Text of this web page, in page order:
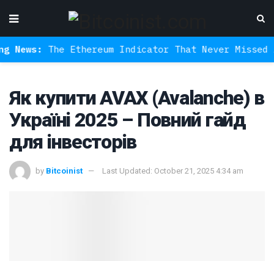
Ethereum Indicator That Never Missed A
Як купити AVAX (Avalanche) в
Україні 2025 – Повний гайд
для інвесторів
by Bitcoinist Last Updated: October 21, 2025 4:34 am